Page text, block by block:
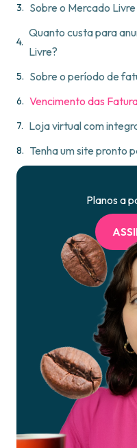
Sobre o Mercado Livre
Quanto custa para
Livre?
Sobre o período de
Vencimento das
Loja virtual com
Tenha um site pronto
Planos a